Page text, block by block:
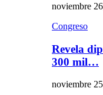
noviembre
Congreso
Revela
300 mil…
noviembre